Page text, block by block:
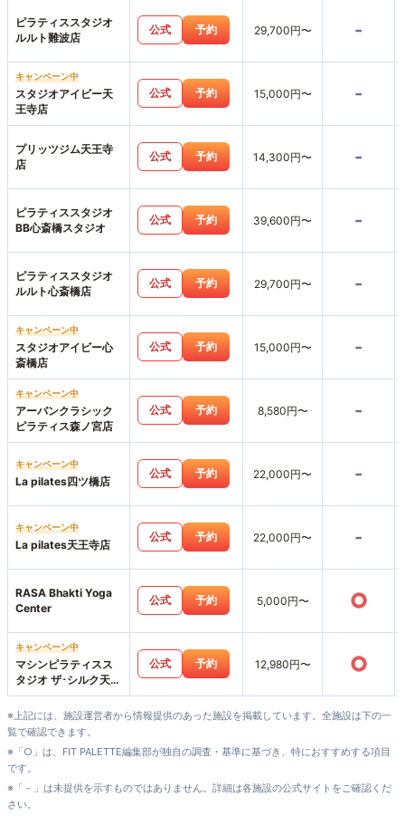
ピラティススタジオ
ルルト難波店
公式 予約 29,700円〜 -
キャンペーン中
スタジオアイビー天
王寺店
公式 予約 15,000円〜 -
プリッツジム天王寺
店
公式 予約 14,300円〜 -
ピラティススタジオ
BB心斎橋スタジオ
公式 予約 39,600円〜 -
ピラティススタジオ
ルルト心斎橋店
公式 予約 29,700円〜 -
キャンペーン中
スタジオアイビー心
斎橋店
公式 予約 15,000円〜 -
キャンペーン中
アーバンクラシック
ピラティス森ノ宮店
公式 予約 8,580円〜 -
キャンペーン中
La pilates四ツ橋店
公式 予約 22,000円〜 -
キャンペーン中
La pilates天王寺店
公式 予約 22,000円〜 -
RASA Bhakti Yoga
Center
公式 予約 5,000円〜 ○
キャンペーン中
マシンピラティスス
タジオ ザ･シルク天王
寺MIO店
公式 予約 12,980円〜 ○
※上記には、施設運営者から情報提供のあった施設を掲載しています。全施設は下の一
覧で確認できます。
※「○」は、FIT PALETTE編集部が独自の調査・基準に基づき、特におすすめする項目
です。
※「－」は未提供を示すものではありません。詳細は各施設の公式サイトをご確認くだ
さい。